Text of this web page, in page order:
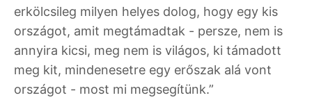
erkölcsileg milyen helyes dolog, hogy egy kis
országot, amit megtámadtak - persze, nem is
annyira kicsi, meg nem is világos, ki támadott
meg kit, mindenesetre egy erőszak alá vont
országot - most mi megsegítünk.”